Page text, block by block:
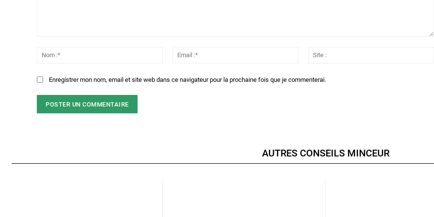
Email
Enregistrer mon nom, email et site web dans ce navigateur pour la prochaine fois que je commenterai.
AUTRES CONSEILS MINCEUR